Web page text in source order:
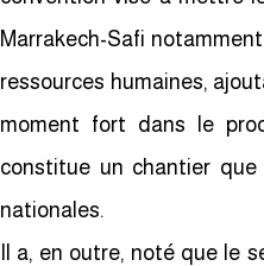
Marrakech-Safi
ressources humaines,
moment fort dans le
constitue un chantier
nationales.
Il a, en outre, noté que le